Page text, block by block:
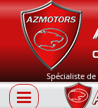
Spécialiste